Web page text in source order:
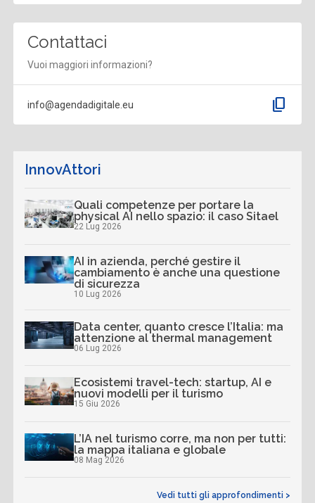
Contattaci
Vuoi maggiori informazioni?
info@agendadigitale.eu content_copy
InnovAttori
Quali competenze per portare la
physical AI nello spazio: il caso Sitael
22 Lug 2026
AI in azienda, perché gestire il
cambiamento è anche una questione
di sicurezza
10 Lug 2026
Data center, quanto cresce l’Italia: ma
attenzione al thermal management
06 Lug 2026
Ecosistemi travel-tech: startup, AI e
nuovi modelli per il turismo
15 Giu 2026
L’IA nel turismo corre, ma non per tutti:
la mappa italiana e globale
08 Mag 2026
Vedi tutti gli approfondimenti >